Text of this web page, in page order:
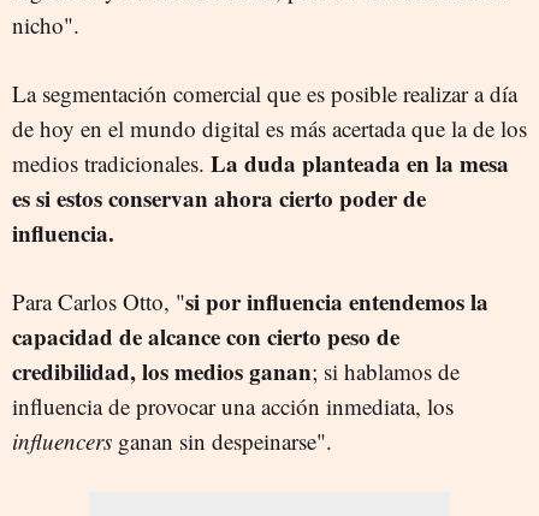
nicho".
La segmentación comercial que es posible realizar a día
de hoy en el mundo digital es más acertada que la de los
medios tradicionales. La duda planteada en la mesa
es si estos conservan ahora cierto poder de
influencia.
Para Carlos Otto, "si por influencia entendemos la
capacidad de alcance con cierto peso de
credibilidad, los medios ganan; si hablamos de
influencia de provocar una acción inmediata, los
influencers ganan sin despeinarse".